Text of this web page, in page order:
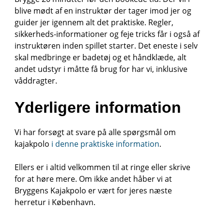
blive mødt af en instruktør der tager imod jer og
guider jer igennem alt det praktiske. Regler,
sikkerheds-informationer og feje tricks får i også af
instruktøren inden spillet starter. Det eneste i selv
skal medbringe er badetøj og et håndklæde, alt
andet udstyr i måtte få brug for har vi, inklusive
våddragter.
Yderligere information
Vi har forsøgt at svare på alle spørgsmål om
kajakpolo i denne praktiske information.
Ellers er i altid velkommen til at ringe eller skrive
for at høre mere. Om ikke andet håber vi at
Bryggens Kajakpolo er vært for jeres næste
herretur i København.